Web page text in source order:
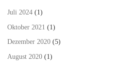
Juli 2024 (1)
Oktober 2021 (1)
Dezember 2020 (5)
August 2020 (1)